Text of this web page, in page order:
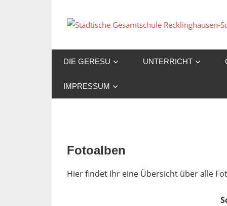
Inhalt
DIE GERESU UNTERRICHT
IMPRESSUM
Fotoalben
Hier findet Ihr eine Übersicht über alle